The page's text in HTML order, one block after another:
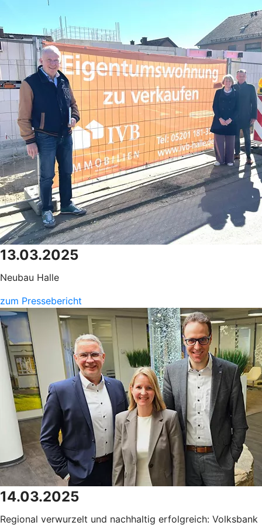
13.03.2025
Neubau Halle
zum Pressebericht
14.03.2025
Regional verwurzelt und nachhaltig erfolgreich: Volksbank